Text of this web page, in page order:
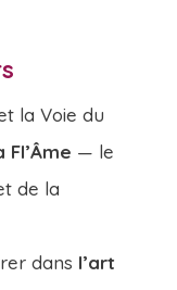
la Voie du
— le
de la
dans l’art